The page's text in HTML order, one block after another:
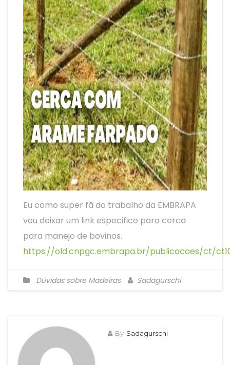
Eu como super fã do trabalho da EMBRAPA
vou deixar um link especifico para cerca
para manejo de bovinos.
https://old.cnpgc.embrapa.br/publicacoes/ct/ct10/
Dúvidas sobre Madeiras Sadagurschi
By Sadagurschi